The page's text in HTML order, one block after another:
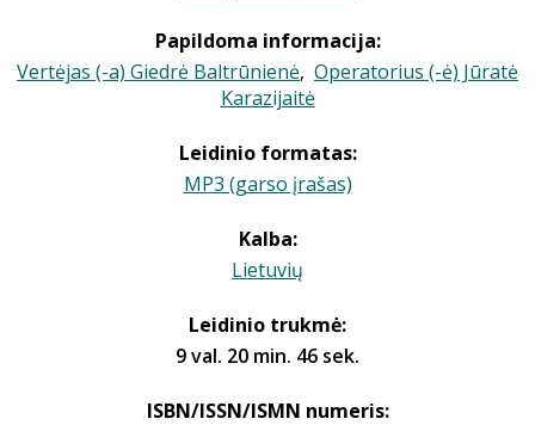
Papildoma informacija:
Vertėjas (-a) Giedrė Baltrūnienė, Operatorius (-ė) Jūratė
Karazijaitė
Leidinio formatas:
MP3 (garso įrašas)
Kalba:
Lietuvių
Leidinio trukmė:
9 val. 20 min. 46 sek.
ISBN/ISSN/ISMN numeris: